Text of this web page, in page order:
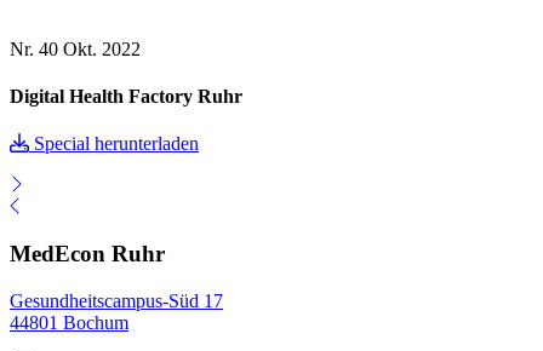
Nr. 40 Okt. 2022
Digital Health Factory Ruhr
Special herunterladen
MedEcon Ruhr
Gesundheitscampus-Süd 17
44801 Bochum